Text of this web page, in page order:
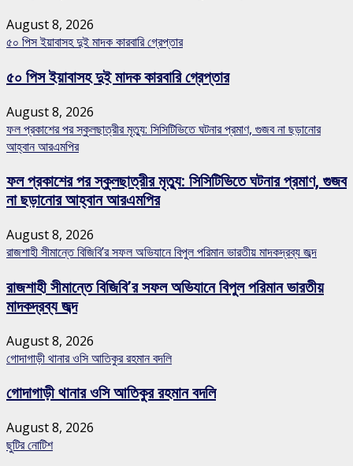
August 8, 2026
৫০ পিস ইয়াবাসহ দুই মাদক কারবারি গ্রেপ্তার
৫০ পিস ইয়াবাসহ দুই মাদক কারবারি গ্রেপ্তার
August 8, 2026
ফল প্রকাশের পর স্কুলছাত্রীর মৃত্যু: সিসিটিভিতে ঘটনার প্রমাণ, গুজব না ছড়ানোর
আহ্বান আরএমপির
ফল প্রকাশের পর স্কুলছাত্রীর মৃত্যু: সিসিটিভিতে ঘটনার প্রমাণ, গুজব
না ছড়ানোর আহ্বান আরএমপির
August 8, 2026
রাজশাহী সীমান্তে বিজিবি’র সফল অভিযানে বিপুল পরিমান ভারতীয় মাদকদ্রব্য জব্দ
রাজশাহী সীমান্তে বিজিবি’র সফল অভিযানে বিপুল পরিমান ভারতীয়
মাদকদ্রব্য জব্দ
August 8, 2026
গোদাগাড়ী থানার ওসি আতিকুর রহমান বদলি
গোদাগাড়ী থানার ওসি আতিকুর রহমান বদলি
August 8, 2026
ছুটির নোটিশ